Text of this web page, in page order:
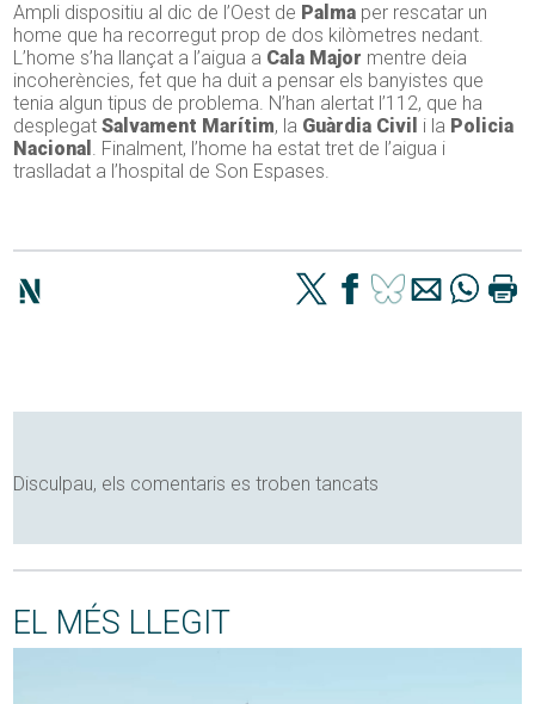
Ampli dispositiu al dic de l’Oest de Palma per rescatar un
home que ha recorregut prop de dos kilòmetres nedant.
L’home s’ha llançat a l’aigua a Cala Major mentre deia
incoherències, fet que ha duit a pensar els banyistes que
tenia algun tipus de problema. N’han alertat l’112, que ha
desplegatSalvament Marítim, la Guàrdia Civil i la Policia
Nacional . Finalment, l’home ha estat tret de l’aigua i
traslladat a l’hospital de Son Espases.
Disculpau, els comentaris es troben tancats
EL MÉS LLEGIT